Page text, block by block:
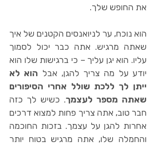
את החופש שלך.
הוא נוכח, ער לניואנסים הקטנים של איך
שאתה מרגיש. אתה כבר יכול לסמוך
עליו. הוא יגן עליך – כי ברגישות שלו הוא
יודע על מה צריך להגן, אבל הוא לא
ייתן לך ללכת שולל אחרי הסיפורים
שאתה מספר לעצמך. כשיש לך כזה
חבר טוב, אתה צריך פחות למצוא דרכים
אחרות להגן על עצמך. בזכות החוכמה
והחמלה שלו, אתה מרגיש בטוח יותר